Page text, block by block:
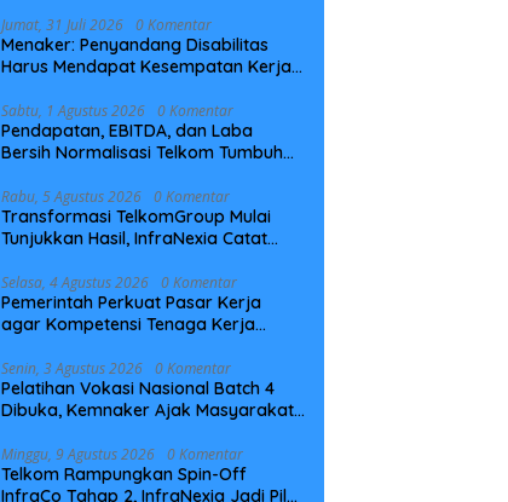
Jumat, 31 Juli 2026 0 Komentar
Menaker: Penyandang Disabilitas
Harus Mendapat Kesempatan Kerja
Sabtu, 1 Agustus 2026 0 Komentar
Pendapatan, EBITDA, dan Laba
Bersih Normalisasi Telkom Tumbuh
Rabu, 5 Agustus 2026 0 Komentar
Transformasi TelkomGroup Mulai
Tunjukkan Hasil, InfraNexia Catat
Digital Nasional
Selasa, 4 Agustus 2026 0 Komentar
Pemerintah Perkuat Pasar Kerja
agar Kompetensi Tenaga Kerja
Senin, 3 Agustus 2026 0 Komentar
Pelatihan Vokasi Nasional Batch 4
Dibuka, Kemnaker Ajak Masyarakat
Minggu, 9 Agustus 2026 0 Komentar
Telkom Rampungkan Spin-Off
InfraCo Tahap 2, InfraNexia Jadi Pilar